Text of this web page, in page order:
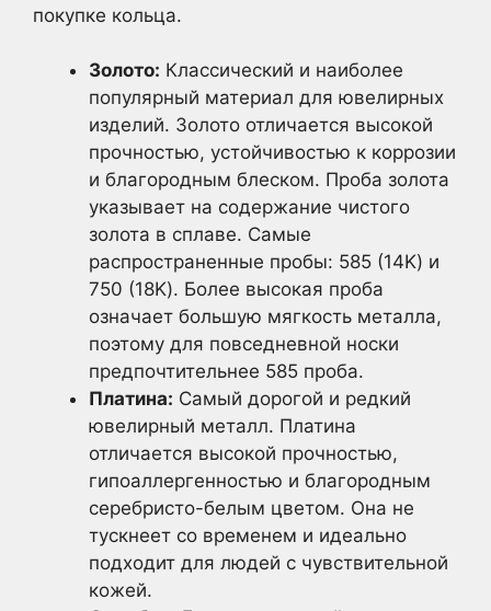
покупке кольца.
Золото: Классический и наиболее
популярный материал для ювелирных
изделий. Золото отличается высокой
прочностью, устойчивостью к коррозии
и благородным блеском. Проба золота
указывает на содержание чистого
золота в сплаве. Самые
распространенные пробы: 585 (14K) и
750 (18K). Более высокая проба
означает большую мягкость металла,
поэтому для повседневной носки
предпочтительнее 585 проба.
Платина: Самый дорогой и редкий
ювелирный металл. Платина
отличается высокой прочностью,
гипоаллергенностью и благородным
серебристо-белым цветом. Она не
тускнеет со временем и идеально
подходит для людей с чувствительной
кожей.